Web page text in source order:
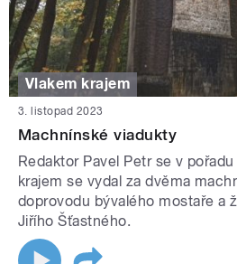
Vlakem krajem
3. listopad 2023
Machnínské viadukty
Redaktor Pavel Petr se v
krajem se vydal za dvěma
doprovodu bývalého mostaře a
Jiřího Šťastného.